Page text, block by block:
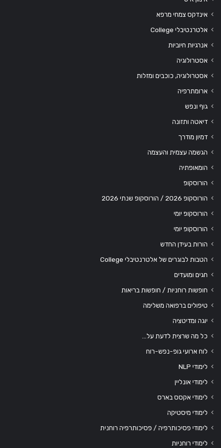
אינדקס צמחי מרפא
אלטרנטיבלי College
אנרגיות חיוביות
אסטרולוגיה
אסטרולוגיה, כוכבים ומזלות
ארומתרפיה
גוף ונפש
דיאטה ותזונה
דמיון מודרך
הגשמה עצמית והעצמה
הומאופתיה
הורוסקופ
הורוסקופ 2026 / הורוסקופ שנתי 2026
הורוסקופ יומי
הורוסקופ יומי
הורות בעידן החדש
הטבות לבוגרים של אלטרנטיבלי College
חגים ומועדים
חופשות רוחניות / חופשות בריאות
טיפולים ברפואה משלימה
יוגה ומדיטציה
כל מה שרצית לדעת על…
לוח ארועי גופ-נפש-רוח
לימודי NLP
לימודי אונליין
לימודי אקסס בארס
לימודי מיסטיקה
לימודי פסיכותרפיה / פסיכותרפיה רוחנית
לימודי רוחניות